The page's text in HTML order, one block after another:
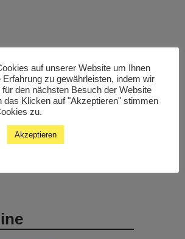
auf unserer Website um Ihnen
zu gewährleisten, indem wir
für den nächsten Besuch der Website
das Klicken auf "Akzeptieren" stimmen
zu.
Akzeptieren